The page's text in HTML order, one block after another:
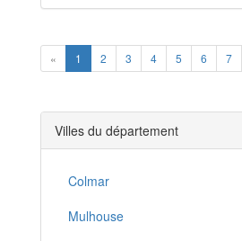
« Previous
1 2 3 4 5 6 7
Villes du département
Colmar
Mulhouse